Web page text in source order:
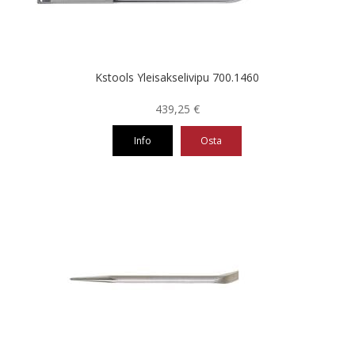
Kstools Yleisakselivipu 700.1460
439,25 €
Info Osta